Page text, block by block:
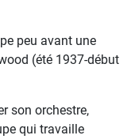
peu avant une
(été 1937-début
son orchestre,
qui travaille